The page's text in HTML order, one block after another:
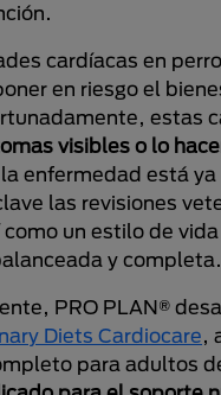
cardíacas en
en riesgo el
estas
visibles o lo
enfermedad está ya
las revisiones
un estilo de
y completa.
PRO PLAN®
Diets Cardiocare,
para adultos